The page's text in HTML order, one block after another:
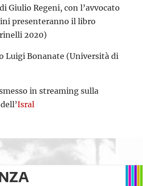
Giulio Regeni, con l’avvocato
presenteranno il libro
2020)
Luigi Bonanate (Università di
in streaming sulla
dell’Isral